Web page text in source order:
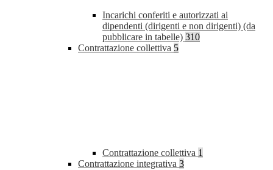
Incarichi conferiti e autorizzati ai
dipendenti (dirigenti e non dirigenti) (da
pubblicare in tabelle) 310
Contrattazione collettiva 5
Contrattazione collettiva 1
Contrattazione integrativa 3